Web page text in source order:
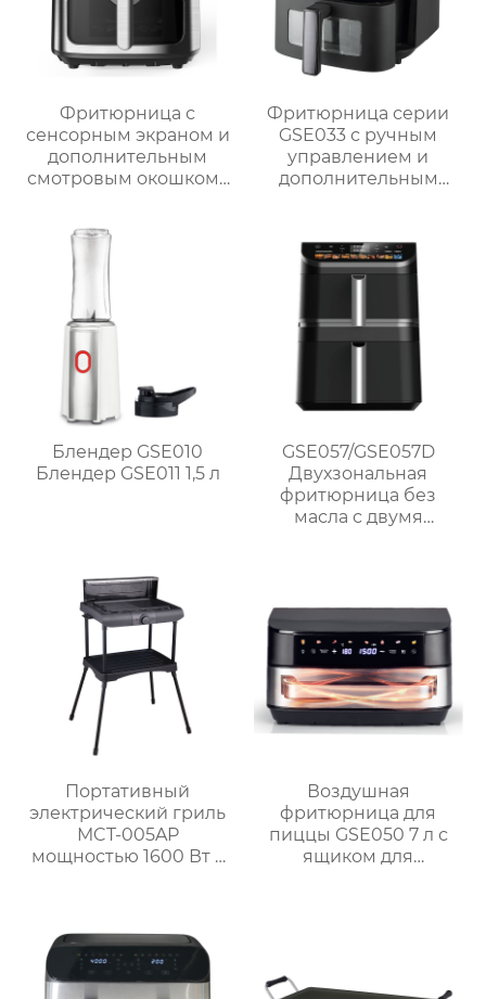
Фритюрница с
сенсорным экраном и
дополнительным
смотровым окошком |
Фритюрница серии
GSE033 с ручным
управлением и
дополнительным
Блендер GSE010
Блендер GSE011 1,5 л
GSE057/GSE057D
Двухзональная
фритюрница без
масла с двумя
Портативный
электрический гриль
MCT-005AP
мощностью 1600 Вт с
термостатом для
использования на
открытом воздухе
Воздушная
фритюрница для
пиццы GSE050 7 л с
ящиком для